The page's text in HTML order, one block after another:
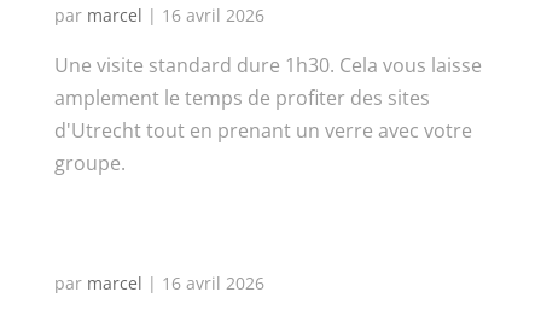
par marcel | 16 avril 2026
Une visite standard dure 1h30. Cela vous laisse
amplement le temps de profiter des sites
d'Utrecht tout en prenant un verre avec votre
groupe.
par marcel | 16 avril 2026